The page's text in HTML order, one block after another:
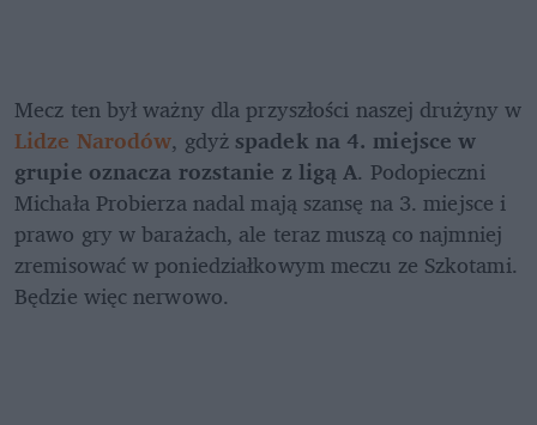
Lidze Narodów, gdyż spadek na 4. miejsce w
grupie oznacza rozstanie z ligą A. Podopieczni
Michała Probierza nadal mają szansę na 3. miejsce i
prawo gry w barażach, ale teraz muszą co najmniej
zremisować w poniedziałkowym meczu ze Szkotami.
Będzie więc nerwowo.